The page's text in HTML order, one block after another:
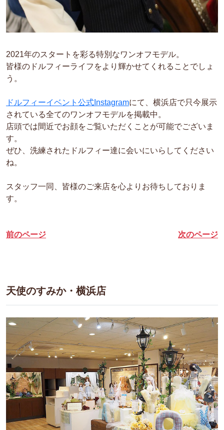
2021年のスタートを彩る特別なワンオフモデル。
皆様のドルフィーライフをより輝かせてくれることでしょ
う。
ドルフィーイベント公式Instagramにて、横浜店で只今展示
されている全てのワンオフモデルを掲載中。
店頭では間近でお顔をご覧いただくことが可能でございま
す。
ぜひ、洗練されたドルフィー達に会いにいらしてください
ね。
スタッフ一同、皆様のご来店を心よりお待ちしておりま
す。
前のページ 次のページ
天使のすみか・横浜店